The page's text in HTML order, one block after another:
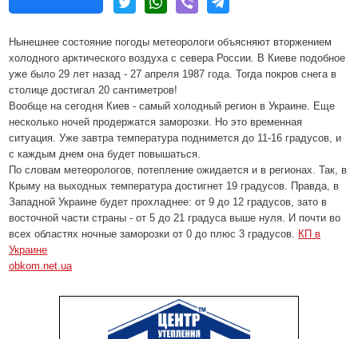
Нынешнее состояние погоды метеорологи объясняют вторжением
холодного арктического воздуха с севера России. В Киеве подобное
уже было 29 лет назад - 27 апреля 1987 года. Тогда покров снега в
столице достигал 20 сантиметров!
Вообще на сегодня Киев - самый холодный регион в Украине. Еще
несколько ночей продержатся заморозки. Но это временная
ситуация. Уже завтра температура поднимется до 11-16 градусов, и
с каждым днем она будет повышаться.
По словам метеорологов, потепление ожидается и в регионах. Так, в
Крыму на выходных температура достигнет 19 градусов. Правда, в
Западной Украине будет прохладнее: от 9 до 12 градусов, зато в
восточной части страны - от 5 до 21 градуса выше нуля. И почти во
всех областях ночные заморозки от 0 до плюс 3 градусов. КП в
Украине
obkom.net.ua